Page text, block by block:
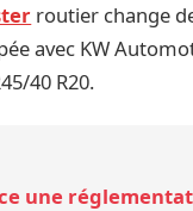
routier change
avec KW
40 R20.
une